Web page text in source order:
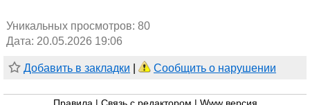
Уникальных просмотров: 80
Дата: 20.05.2026 19:06
Добавить в закладки Сообщить о нарушении